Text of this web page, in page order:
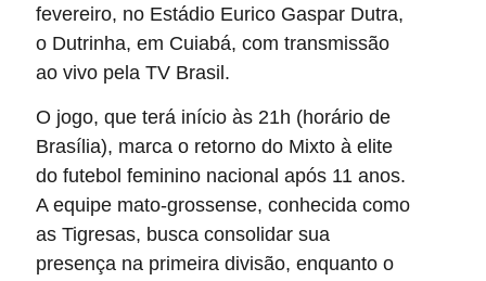
fevereiro, no Estádio Eurico Gaspar Dutra,
o Dutrinha, em Cuiabá, com transmissão
ao vivo pela TV Brasil.
O jogo, que terá início às 21h (horário de
Brasília), marca o retorno do Mixto à elite
do futebol feminino nacional após 11 anos.
A equipe mato-grossense, conhecida como
as Tigresas, busca consolidar sua
presença na primeira divisão, enquanto o